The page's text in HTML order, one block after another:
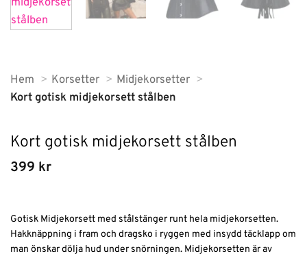
Hem Korsetter
Midjekorsetter
Kort gotisk midjekorsett stålben
Kort gotisk midjekorsett stålben
399 kr
Gotisk Midjekorsett med stålstänger runt hela midjekorsetten.
Hakknäppning i fram och dragsko i ryggen med insydd täcklapp om
man önskar dölja hud under snörningen. Midjekorsetten är av